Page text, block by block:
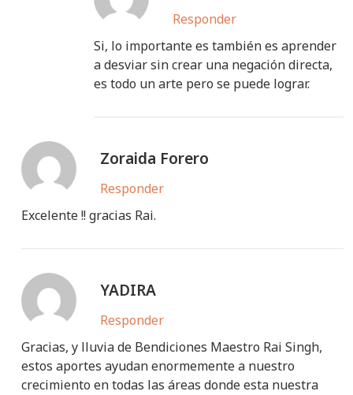
Responder
Si, lo importante es también es aprender
a desviar sin crear una negación directa,
es todo un arte pero se puede lograr.
Zoraida Forero
Responder
Excelente !! gracias Rai.
YADIRA
Responder
Gracias, y lluvia de Bendiciones Maestro Rai Singh,
estos aportes ayudan enormemente a nuestro
crecimiento en todas las áreas donde esta nuestra